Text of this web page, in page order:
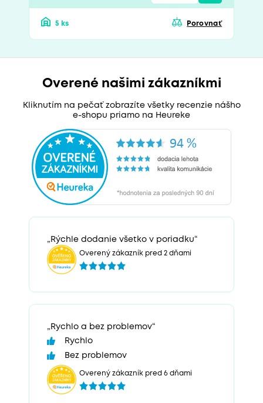
5 ks Porovnať
Overené našimi zákazníkmi
Kliknutím na pečať zobrazíte všetky recenzie nášho
e-shopu priamo na Heureke
„Rýchle dodanie všetko v poriadku“
Overený zákazník pred 2 dňami
„Rychlo a bez problemov“
Rychlo
Bez problemov
Overený zákazník pred 6 dňami